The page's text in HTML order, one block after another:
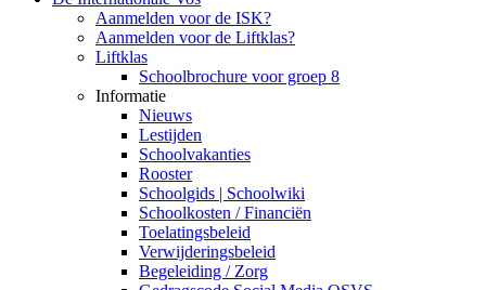
Aanmelden voor de ISK?
Aanmelden voor de Liftklas?
Liftklas
Schoolbrochure voor groep 8
Informatie
Nieuws
Lestijden
Schoolvakanties
Rooster
Schoolgids | Schoolwiki
Schoolkosten / Financiën
Toelatingsbeleid
Verwijderingsbeleid
Begeleiding / Zorg